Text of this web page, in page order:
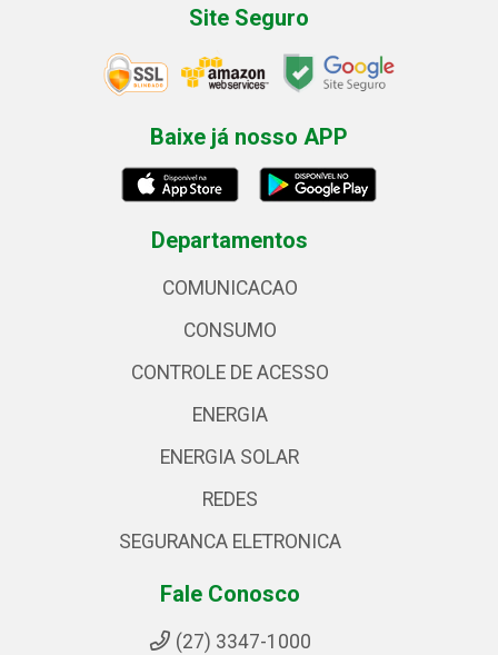
Site Seguro
Baixe já nosso APP
Departamentos
COMUNICACAO
CONSUMO
CONTROLE DE ACESSO
ENERGIA
ENERGIA SOLAR
REDES
SEGURANCA ELETRONICA
Fale Conosco
(27) 3347-1000